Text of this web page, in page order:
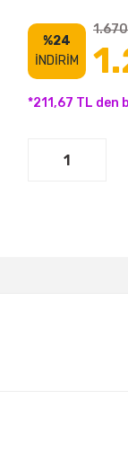
%24
İNDİRİM
*211,67 TL